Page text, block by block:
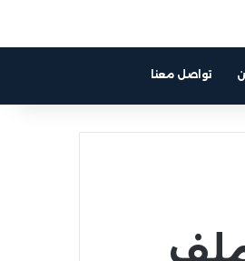
تواصل معنا